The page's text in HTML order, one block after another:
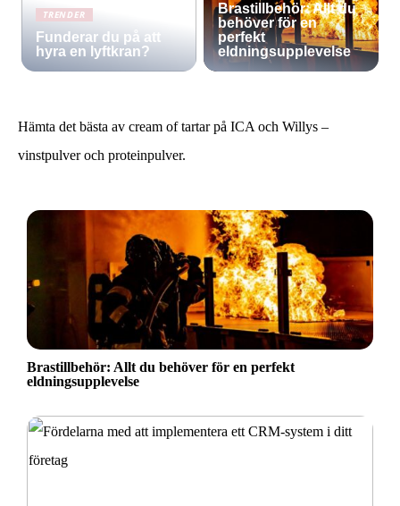
TRENDER
Funderar du på att
hyra en lyftkran?
Brastillbehör: Allt du
behöver för en
perfekt
eldningsupplevelse
Hämta det bästa av cream of tartar på ICA och Willys –
vinstpulver och proteinpulver.
Brastillbehör: Allt du behöver för en perfekt
eldningsupplevelse